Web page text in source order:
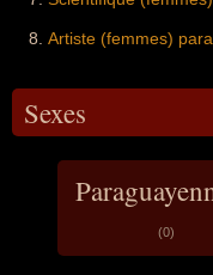
Artiste (femmes)
Sexes
(0)